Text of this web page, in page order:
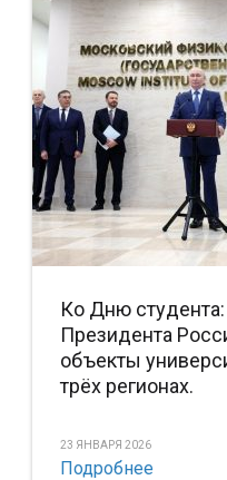
Ко Дню
Президента
объекты
трёх регионах.
23 ЯНВАРЯ 2026
Подробнее